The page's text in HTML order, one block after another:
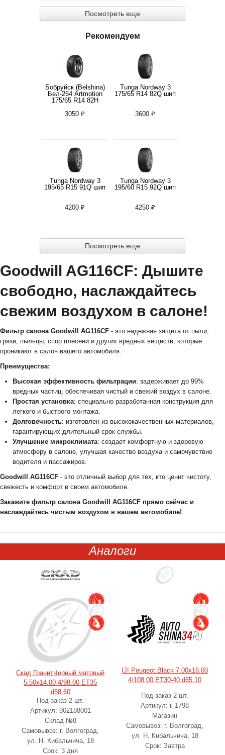
Посмотреть еще
Рекомендуем
Бобруйск (Belshina)
Бел-264 Artmotion
175/65 R14 82H
3050 ₽
Tunga Nordway 3
175/65 R14 82Q шип
3600 ₽
Tunga Nordway 3
195/65 R15 91Q шип
4200 ₽
Tunga Nordway 3
195/60 R15 92Q шип
4250 ₽
Посмотреть еще
Goodwill AG116CF: Дышите
свободно, наслаждайтесь
свежим воздухом в салоне!
Фильтр салона Goodwill AG116CF - это надежная защита от пыли,
грязи, пыльцы, спор плесени и других вредных веществ, которые
проникают в салон вашего автомобиля.
Преимущества:
Высокая эффективность фильтрации: задерживает до 99%
вредных частиц, обеспечивая чистый и свежий воздух в салоне.
Простая установка: специально разработанная конструкция для
легкого и быстрого монтажа.
Долговечность: изготовлен из высококачественных материалов,
гарантирующих длительный срок службы.
Улучшение микроклимата: создает комфортную и здоровую
атмосферу в салоне, улучшая качество воздуха и самочувствие
водителя и пассажиров.
Goodwill AG116CF - это отличный выбор для тех, кто ценит чистоту,
свежесть и комфорт в своем автомобиле.
Закажите фильтр салона Goodwill AG116CF прямо сейчас и
наслаждайтесь чистым воздухом в вашем автомобиле!
Аналоги
Скад ГранитЧерный матовый
5.50x14.00 4/98.00 ET35
d58.60
Под заказ 2 шт.
Артикул: 902188001
Склад №8
Самовывоз: г. Волгоград,
ул. Н. Кибальчича, 18
Срок: 3 дня
IJI Peugeot Black 7.00x16.00
4/108.00 ET30-40 d65.10
Под заказ 2 шт.
Артикул: ij-1798
Магазин
Самовывоз: г. Волгоград,
ул. Н. Кибальчича, 18
Срок: Завтра